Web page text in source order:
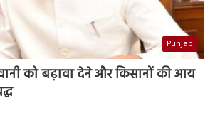
Punjab
को बढ़ावा देने और किसानों की आय